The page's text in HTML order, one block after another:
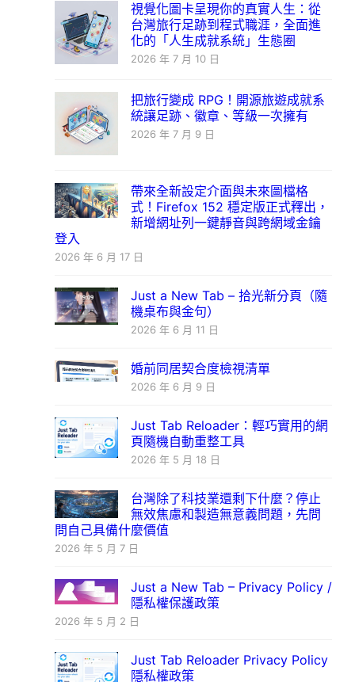
視覺化圖卡呈現你的真實人生：從
台灣旅行足跡到程式職涯，全面進
化的「人生成就系統」生態圈
2026 年 7 月 10 日
把旅行變成 RPG！開源旅遊成就系
統讓足跡、徽章、等級一次擁有
2026 年 7 月 9 日
帶來全新設定介面與未來圖檔格
式！Firefox 152 穩定版正式釋出，
新增網址列一鍵靜音與跨網域金鑰
登入
2026 年 6 月 17 日
Just a New Tab – 拾光新分頁（隨
機桌布與金句）
2026 年 6 月 11 日
婚前同居契合度檢視清單
2026 年 6 月 9 日
Just Tab Reloader：輕巧實用的網
頁隨機自動重整工具
2026 年 5 月 18 日
台灣除了科技業還剩下什麼？停止
無效焦慮和製造無意義問題，先問
問自己具備什麼價值
2026 年 5 月 7 日
Just a New Tab – Privacy Policy /
隱私權保護政策
2026 年 5 月 2 日
Just Tab Reloader Privacy Policy
隱私權政策